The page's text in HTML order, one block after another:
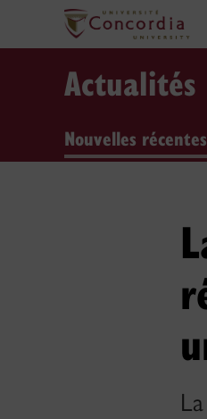
Actualités
Nouvelles récentes